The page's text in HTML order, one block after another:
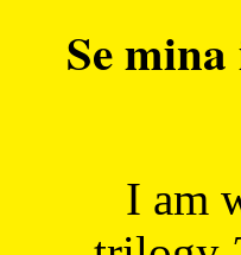
Se
I am